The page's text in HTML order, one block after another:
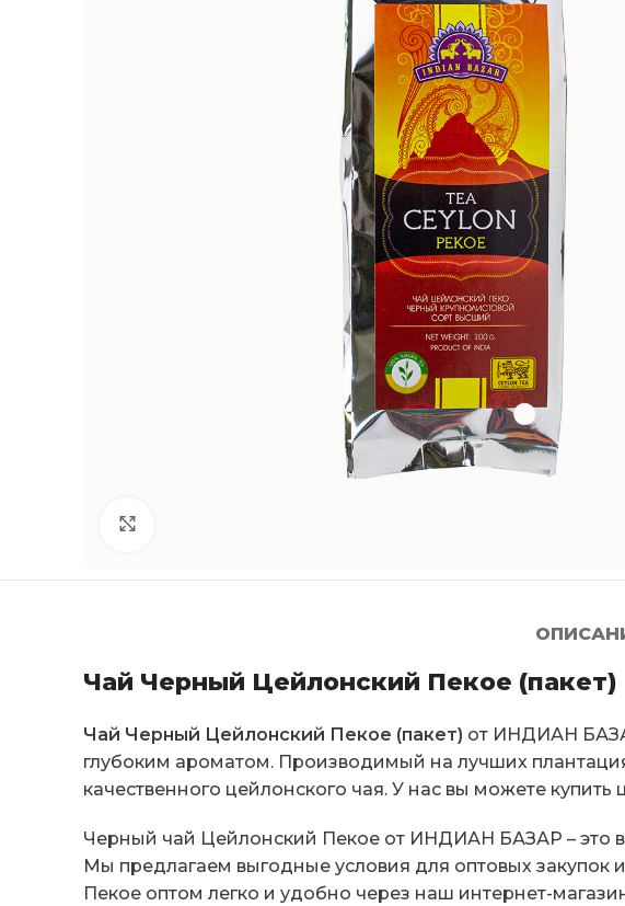
Чай Черный Цейлонский Пекое (пакет)
Чай Черный Цейлонский Пекое (пакет) от ИНДИАН
глубоким ароматом. Производимый на лучших
качественного цейлонского чая. У нас вы можете
Черный чай Цейлонский Пекое от ИНДИАН БАЗАР – это
Мы предлагаем выгодные условия для оптовых закупок
Пекое оптом легко и удобно через наш интернет-